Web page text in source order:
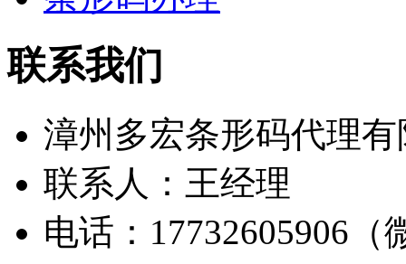
联系我们
漳州多宏条形码代理
联系人：王经理
电话：17732605906（